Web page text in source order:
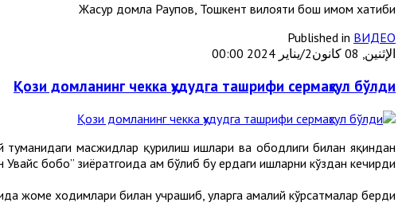
Жасур домла Раупов, Тошкент вилояти бош имом хатиби
Published in ВИДЕО
الإثنين, 08 كانون2/يناير 2024 00:00
Қози домланинг чекка ҳудудга ташрифи сермаҳсул бўлди
масжидлар қурилиш ишлари ва ободлиги билан яқиндан
бобо” зиёратгоҳида ҳам бўлиб бу ердаги ишларни кўздан кечирди.
жоме ходимлари билан учрашиб, уларга амалий кўрсатмалар берди.